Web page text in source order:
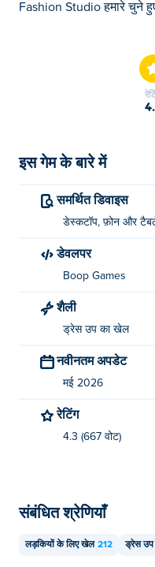
Fashion Studio हमारे चुने
इस गेम के बारे में
समर्थित डिवाइस
डेस्कटॉप, फ़ोन और
डेवलपर
Boop Games
शैली
ड्रेस उप का खेल
नवीनतम अपडेट
मई 2026
रेटिंग
4.3 (667 वोट)
संबंधित श्रेणियाँ
लड़कियों के लिए खेल 212 ड्रेस